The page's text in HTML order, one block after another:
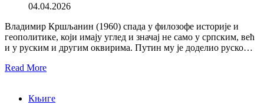
04.04.2026
Владимир Кршљанин (1960) спада у филозофе историје и
геополитике, који имају углед и значај не само у српским, већ
и у руским и другим оквирима. Путин му је доделио руско…
Read More
Књиге